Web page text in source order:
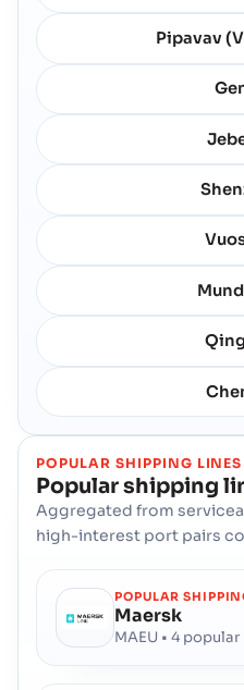
Pipavav
POPULAR SHIPPING LINES
Popular shipping
Aggregated from
high-interest port pairs
POPULAR
Maersk
MAEU • 4